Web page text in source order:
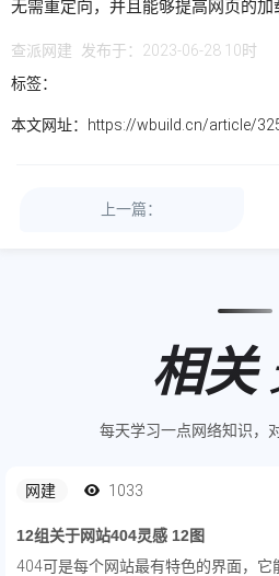
无需重定向，并且能够提高网页的加
查派网建
发布于：2023-06-28 10时
标签：
本文网址： https://wbuild.cn/article/
上一篇：
相关
每天学习一点网络知识，
网建 1033
12组关于网站404灵感 12图
404可是每个网站最有特色的界面，它